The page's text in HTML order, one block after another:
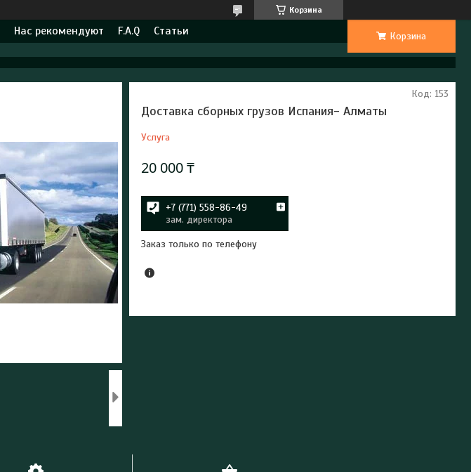
Корзина
Нас рекомендуют F.A.Q Статьи Корзина
Доставка сборных грузов Испания- Алматы
Услуга
Код: 153
20 000 ₸
+7 (771) 558-86-49
зам. директора
Заказ только по телефону